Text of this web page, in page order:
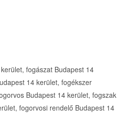
fogászat Budapest 14
14 kerület, fogékszer
Budapest 14 kerület, fogszak
fogorvosi rendelő Budapest 14